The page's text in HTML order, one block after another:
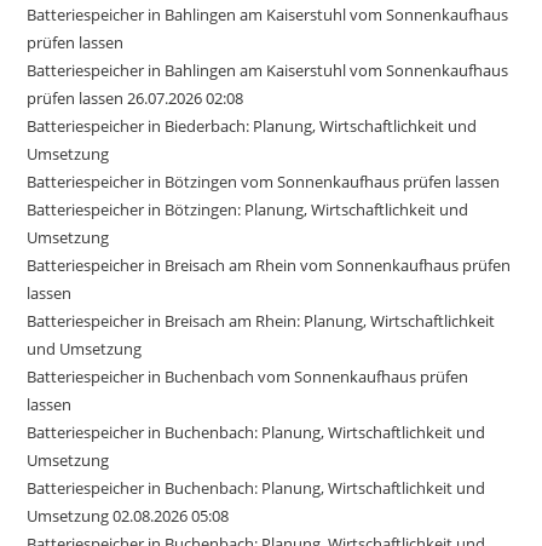
Batteriespeicher in Bahlingen am Kaiserstuhl vom Sonnenkaufhaus
prüfen lassen
Batteriespeicher in Bahlingen am Kaiserstuhl vom Sonnenkaufhaus
prüfen lassen 26.07.2026 02:08
Batteriespeicher in Biederbach: Planung, Wirtschaftlichkeit und
Umsetzung
Batteriespeicher in Bötzingen vom Sonnenkaufhaus prüfen lassen
Batteriespeicher in Bötzingen: Planung, Wirtschaftlichkeit und
Umsetzung
Batteriespeicher in Breisach am Rhein vom Sonnenkaufhaus prüfen
lassen
Batteriespeicher in Breisach am Rhein: Planung, Wirtschaftlichkeit
und Umsetzung
Batteriespeicher in Buchenbach vom Sonnenkaufhaus prüfen
lassen
Batteriespeicher in Buchenbach: Planung, Wirtschaftlichkeit und
Umsetzung
Batteriespeicher in Buchenbach: Planung, Wirtschaftlichkeit und
Umsetzung 02.08.2026 05:08